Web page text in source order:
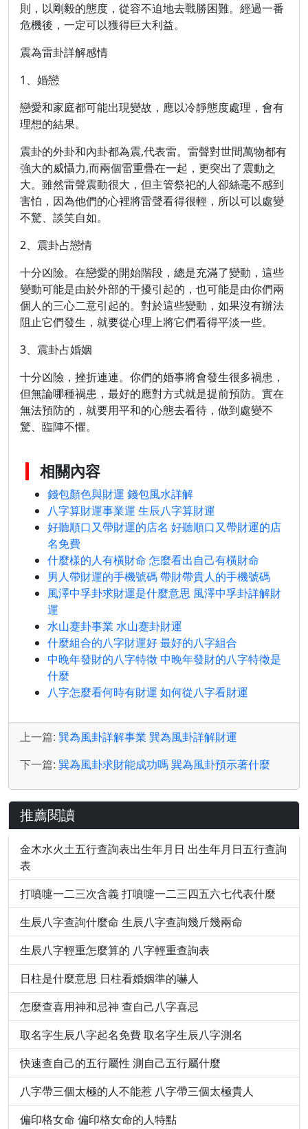
則，以剛毅的態度，從容不迫地去戰勝困難。經過一番
危機後，一定可以獲得巨大利益。
震為雷卦詳解感情
1、婚戀
戀愛和家庭都可能出現變故，應以冷靜態度處理，會有
理想的結果。
震卦的外卦和內卦都為震,代表雷。雷聲對世間萬物都有
強大的威懾力,而兩個雷重疊在一起，更突出了震動之
大。雖然雷聲震動很大，但主管祭祀的人卻絲毫不感到
害怕，因為他們的心裡將雷聲看得很輕，所以可以處變
不驚、談笑自如。
2、震卦占戀情
十分凶險。在戀愛的開始階段，總是充滿了變動，這些
變動可能是由於外部的干擾引起的，也可能是由你們兩
個人的三心二意引起的。對於這些變動，如果沒有辦法
阻止它們發生，就要從心理上將它們看得平淡一些。
3、震卦占婚姻
十分凶險，挫折連連。你們的婚事將會發生很多禍患，
但無論哪種禍患，最好的應對方式就是提前預防。實在
無法預防的，就要用平和的心態去看待，做到處變不
驚、臨陣不懼。
相關內容
錢包顏色與財運 錢包風水詳解
八字算財運事業運 生辰八字算財運
好聽順口又帶財運的店名 好聽順口又帶財運的店
名免費
什麼樣的人有橫財命 怎麼看出自己有橫財命
男人帶財運的手機號碼 帶財帶貴人的手機號碼
風澤中孚卦求財運是什麼意思 風澤中孚卦詳解財
運
水山蹇卦事業 水山蹇卦財運
什麼組合的八字財運好 最好的八字組合
中晚年發財的八字特徵 中晚年發財的八字特徵是
什麼
八字怎麼看何時有財運 如何從八字看財運
上一篇: 巽為風卦詳解事業 巽為風卦詳解財運
下一篇: 巽為風卦求財能成功嗎 巽為風卦預示著什麼
推薦閱讀
金木水火土五行查詢表出生年月日 出生年月日五行查詢
表
打噴嚏一二三次含義 打噴嚏一二三四五六七代表什麼
生辰八字查詢什麼命 生辰八字查詢幾斤幾兩命
生辰八字輕重怎麼算的 八字輕重查詢表
日柱是什麼意思 日柱看婚姻準的嚇人
怎麼查喜用神和忌神 查自己八字喜忌
取名字生辰八字起名免費 取名字生辰八字測名
快速查自己的五行屬性 測自己五行屬什麼
八字帶三個太極的人不能惹 八字帶三個太極貴人
偏印格女命 偏印格女命的人特點